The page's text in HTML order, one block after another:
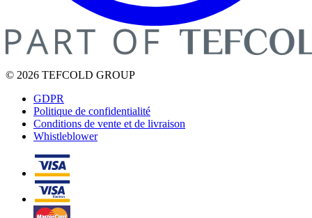
© 2026 TEFCOLD GROUP
GDPR
Politique de confidentialité
Conditions de vente et de livraison
Whistleblower